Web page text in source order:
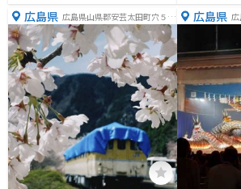
広島県 広島県山県郡安芸太田町穴５５
４
広島県